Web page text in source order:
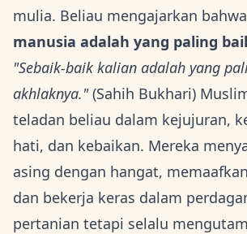
mulia. Beliau mengajarkan bahwa
manusia adalah yang paling
"Sebaik-baik kalian adalah yang
akhlaknya."(Sahih Bukhari)
teladan beliau dalam kejujuran,
hati, dan kebaikan. Mereka
asing dengan hangat,
dan bekerja keras dalam
pertanian tetapi selalu